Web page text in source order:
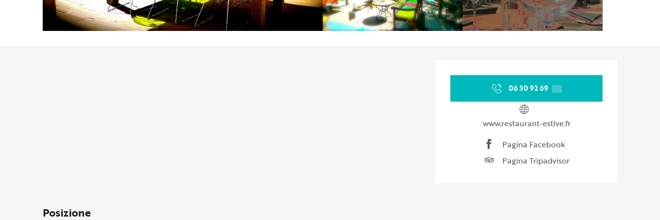
Orari e contatti
06 30 92 69 ▒▒
www.restaurant-estive.fr
Pagina Facebook
Pagina Tripadvisor
Posizione